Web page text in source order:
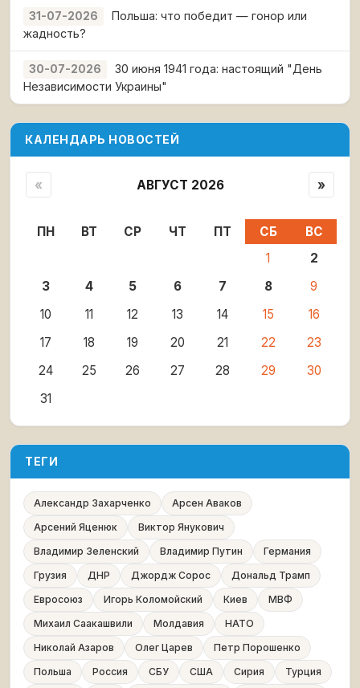
31-07-2026
Польша: что победит — гонор или
жадность?
30-07-2026
30 июня 1941 года: настоящий "День
Независимости Украины"
КАЛЕНДАРЬ НОВОСТЕЙ
« АВГУСТ 2026 »
ПН ВТ СР ЧТ ПТ СБ
ВС
1
2
3
4 5 6 7 8
9
10
11 12 13 14 15
16
17
18 19 20 21 22
23
24
25 26 27 28 29
30
31
ТЕГИ
Александр Захарченко
Арсен Аваков
Арсений Яценюк
Виктор Янукович
Владимир Зеленский
Владимир Путин
Германия
Грузия
ДНР Джордж Сорос
Дональд Трамп
Евросоюз
Игорь Коломойский Киев
МВФ
Михаил Саакашвили
Молдавия
НАТО
Николай Азаров
Олег Царев
Петр Порошенко
Польша
Россия СБУ США Сирия
Турция